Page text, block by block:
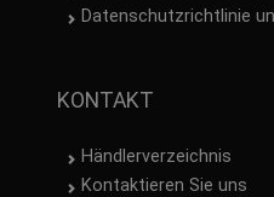
Datenschutzrichtlinie
KONTAKT
Händlerverzeichnis
Kontaktieren Sie uns